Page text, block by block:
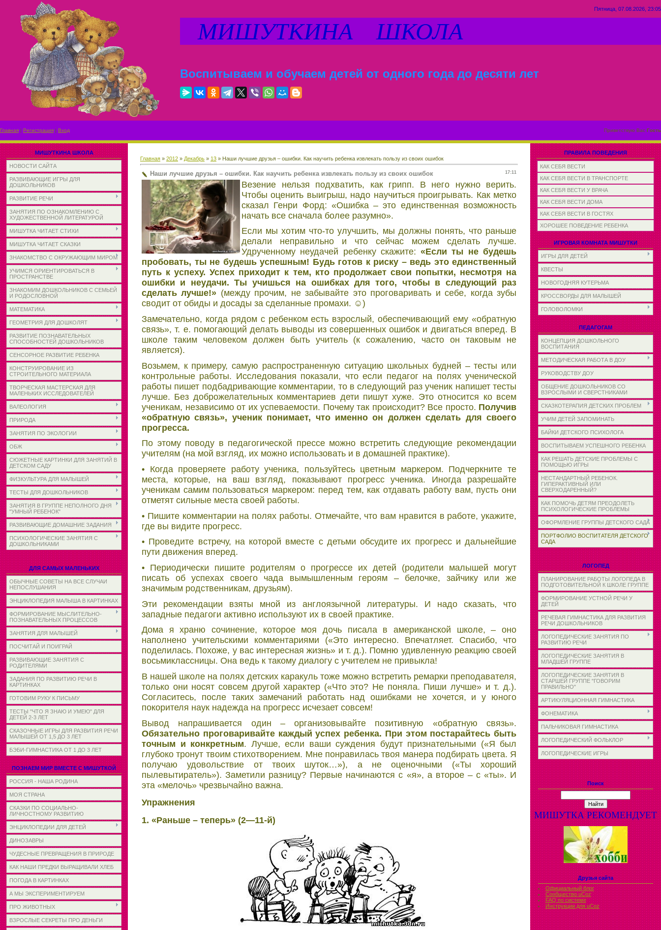
Пятница, 07.08.2026, 23:05
МИШУТКИНА ШКОЛА
Воспитываем и обучаем детей от одного года до десяти лет
Главная | Регистрация | Вход Приветствую Вас Гость
МИШУТКИНА ШКОЛА
НОВОСТИ САЙТА
РАЗВИВАЮЩИЕ ИГРЫ ДЛЯ
ДОШКОЛЬНИКОВ
РАЗВИТИЕ РЕЧИ
ЗАНЯТИЯ ПО ОЗНАКОМЛЕНИЮ С
ХУДОЖЕСТВЕННОЙ ЛИТЕРАТУРОЙ
МИШУТКА ЧИТАЕТ СТИХИ
МИШУТКА ЧИТАЕТ СКАЗКИ
ЗНАКОМСТВО С ОКРУЖАЮЩИМ МИРОМ
УЧИМСЯ ОРИЕНТИРОВАТЬСЯ В
ПРОСТРАНСТВЕ
ЗНАКОМИМ ДОШКОЛЬНИКОВ С СЕМЬЕЙ
И РОДОСЛОВНОЙ
МАТЕМАТИКА
ГЕОМЕТРИЯ ДЛЯ ДОШКОЛЯТ
РАЗВИТИЕ ПОЗНАВАТЕЛЬНЫХ
СПОСОБНОСТЕЙ ДОШКОЛЬНИКОВ
СЕНСОРНОЕ РАЗВИТИЕ РЕБЕНКА
КОНСТРУИРОВАНИЕ ИЗ
СТРОИТЕЛЬНОГО МАТЕРИАЛА
ТВОРЧЕСКАЯ МАСТЕРСКАЯ ДЛЯ
МАЛЕНЬКИХ ИССЛЕДОВАТЕЛЕЙ
ВАЛЕОЛОГИЯ
ПРИРОДА
ЗАНЯТИЯ ПО ЭКОЛОГИИ
ОБЖ
СЮЖЕТНЫЕ КАРТИНКИ ДЛЯ ЗАНЯТИЙ В
ДЕТСКОМ САДУ
ФИЗКУЛЬТУРА ДЛЯ МАЛЫШЕЙ
ТЕСТЫ ДЛЯ ДОШКОЛЬНИКОВ
ЗАНЯТИЯ В ГРУППЕ НЕПОЛНОГО ДНЯ
"УМНЫЙ РЕБЕНОК"
РАЗВИВАЮЩИЕ ДОМАШНИЕ ЗАДАНИЯ
ПСИХОЛОГИЧЕСКИЕ ЗАНЯТИЯ С
ДОШКОЛЬНИКАМИ
ДЛЯ САМЫХ МАЛЕНЬКИХ
ОБЫЧНЫЕ СОВЕТЫ НА ВСЕ СЛУЧАИ
НЕПОСЛУШАНИЯ
ЭНЦИКЛОПЕДИЯ МАЛЫША В КАРТИНКАХ
ФОРМИРОВАНИЕ МЫСЛИТЕЛЬНО-
ПОЗНАВАТЕЛЬНЫХ ПРОЦЕССОВ
ЗАНЯТИЯ ДЛЯ МАЛЫШЕЙ
ПОСЧИТАЙ И ПОИГРАЙ
РАЗВИВАЮЩИЕ ЗАНЯТИЯ С
РОДИТЕЛЯМИ
ЗАДАНИЯ ПО РАЗВИТИЮ РЕЧИ В
КАРТИНКАХ
ГОТОВИМ РУКУ К ПИСЬМУ
ТЕСТЫ "ЧТО Я ЗНАЮ И УМЕЮ" ДЛЯ
ДЕТЕЙ 2-3 ЛЕТ
СКАЗОЧНЫЕ ИГРЫ ДЛЯ РАЗВИТИЯ РЕЧИ
МАЛЫШЕЙ ОТ 1,5 ДО 3 ЛЕТ
БЭБИ-ГИМНАСТИКА ОТ 1 ДО 3 ЛЕТ
ПОЗНАЕМ МИР ВМЕСТЕ С МИШУТКОЙ
РОССИЯ - НАША РОДИНА
МОЯ СТРАНА
СКАЗКИ ПО СОЦИАЛЬНО-
ЛИЧНОСТНОМУ РАЗВИТИЮ
ЭНЦИКЛОПЕДИИ ДЛЯ ДЕТЕЙ
ДИНОЗАВРЫ
ЧУДЕСНЫЕ ПРЕВРАЩЕНИЯ В ПРИРОДЕ
КАК НАШИ ПРЕДКИ ВЫРАЩИВАЛИ ХЛЕБ
ПОГОДА В КАРТИНКАХ
А МЫ ЭКСПЕРИМЕНТИРУЕМ
ПРО ЖИВОТНЫХ
ВЗРОСЛЫЕ СЕКРЕТЫ ПРО ДЕНЬГИ
Главная » 2012 » Декабрь » 13 » Наши лучшие друзья – ошибки. Как научить ребенка извлекать пользу из своих ошибок
17:11
Наши лучшие друзья – ошибки. Как научить ребенка извлекать пользу из своих ошибок
Везение нельзя подхватить, как грипп. В него нужно верить.
Чтобы оценить выигрыш, надо научиться проигрывать. Как метко
сказал Генри Форд: «Ошибка – это единственная возможность
начать все сначала более разумно».
Если мы хотим что-то улучшить, мы должны понять, что раньше
делали неправильно и что сейчас можем сделать лучше.
Удрученному неудачей ребенку скажите:«Если ты не будешь
пробовать, ты не будешь успешным! Будь готов к риску – ведь это единственный
путь к успеху. Успех приходит к тем, кто продолжает свои попытки, несмотря на
ошибки и неудачи. Ты учишься на ошибках для того, чтобы в следующий раз
сделать лучше!» (между прочим, не забывайте это проговаривать и себе, когда зубы
сводит от обиды и досады за сделанные промахи. ☺)
Замечательно, когда рядом с ребенком есть взрослый, обеспечивающий ему «обратную
связь», т. е. помогающий делать выводы из совершенных ошибок и двигаться вперед. В
школе таким человеком должен быть учитель (к сожалению, часто он таковым не
является).
Возьмем, к примеру, самую распространенную ситуацию школьных будней – тесты или
контрольные работы. Исследования показали, что если педагог на полях ученической
работы пишет подбадривающие комментарии, то в следующий раз ученик напишет тесты
лучше. Без доброжелательных комментариев дети пишут хуже. Это относится ко всем
ученикам, независимо от их успеваемости. Почему так происходит? Все просто. Получив
«обратную связь», ученик понимает, что именно он должен сделать для своего
прогресса.
По этому поводу в педагогической прессе можно встретить следующие рекомендации
учителям (на мой взгляд, их можно использовать и в домашней практике).
• Когда проверяете работу ученика, пользуйтесь цветным маркером. Подчеркните те
места, которые, на ваш взгляд, показывают прогресс ученика. Иногда разрешайте
ученикам самим пользоваться маркером: перед тем, как отдавать работу вам, пусть они
отметят сильные места своей работы.
• Пишите комментарии на полях работы. Отмечайте, что вам нравится в работе, укажите,
где вы видите прогресс.
• Проведите встречу, на которой вместе с детьми обсудите их прогресс и дальнейшие
пути движения вперед.
• Периодически пишите родителям о прогрессе их детей (родители малышей могут
писать об успехах своего чада вымышленным героям – белочке, зайчику или же
значимым родственникам, друзьям).
Эти рекомендации взяты мной из англоязычной литературы. И надо сказать, что
западные педагоги активно используют их в своей практике.
Дома я храню сочинение, которое моя дочь писала в американской школе, – оно
наполнено учительскими комментариями («Это интересно. Впечатляет. Спасибо, что
поделилась. Похоже, у вас интересная жизнь» и т. д.). Помню удивленную реакцию своей
восьмиклассницы. Она ведь к такому диалогу с учителем не привыкла!
В нашей школе на полях детских каракуль тоже можно встретить ремарки преподавателя,
только они носят совсем другой характер («Что это? Не поняла. Пиши лучше» и т. д.).
Согласитесь, после таких замечаний работать над ошибками не хочется, и у юного
покорителя наук надежда на прогресс исчезает совсем!
Вывод напрашивается один – организовывайте позитивную «обратную связь».
Обязательно проговаривайте каждый успех ребенка. При этом постарайтесь быть
точным и конкретным. Лучше, если ваши суждения будут признательными («Я был
глубоко тронут твоим стихотворением. Мне понравилась твоя манера подбирать цвета. Я
получаю удовольствие от твоих шуток…»), а не оценочными («Ты хороший
пылевытиратель»). Заметили разницу? Первые начинаются с «я», а второе – с «ты». И
эта «мелочь» чрезвычайно важна.
Упражнения
1. «Раньше – теперь» (2—11-й)
ПРАВИЛА ПОВЕДЕНИЯ
КАК СЕБЯ ВЕСТИ
КАК СЕБЯ ВЕСТИ В ТРАНСПОРТЕ
КАК СЕБЯ ВЕСТИ У ВРАЧА
КАК СЕБЯ ВЕСТИ ДОМА
КАК СЕБЯ ВЕСТИ В ГОСТЯХ
ХОРОШЕЕ ПОВЕДЕНИЕ РЕБЕНКА
ИГРОВАЯ КОМНАТА МИШУТКИ
ИГРЫ ДЛЯ ДЕТЕЙ
КВЕСТЫ
НОВОГОДНЯЯ КУТЕРЬМА
КРОССВОРДЫ ДЛЯ МАЛЫШЕЙ
ГОЛОВОЛОМКИ
ПЕДАГОГАМ
КОНЦЕПЦИЯ ДОШКОЛЬНОГО
ВОСПИТАНИЯ
МЕТОДИЧЕСКАЯ РАБОТА В ДОУ
РУКОВОДСТВУ ДОУ
ОБЩЕНИЕ ДОШКОЛЬНИКОВ СО
ВЗРОСЛЫМИ И СВЕРСТНИКАМИ
СКАЗКОТЕРАПИЯ ДЕТСКИХ ПРОБЛЕМ
УЧИМ ДЕТЕЙ ЗАПОМИНАТЬ
БАЙКИ ДЕТСКОГО ПСИХОЛОГА
ВОСПИТЫВАЕМ УСПЕШНОГО РЕБЕНКА
КАК РЕШАТЬ ДЕТСКИЕ ПРОБЛЕМЫ С
ПОМОЩЬЮ ИГРЫ
НЕСТАНДАРТНЫЙ РЕБЕНОК.
ГИПЕРАКТИВНЫЙ ИЛИ
СВЕРХОДАРЕННЫЙ?
КАК ПОМОЧЬ ДЕТЯМ ПРЕОДОЛЕТЬ
ПСИХОЛОГИЧЕСКИЕ ПРОБЛЕМЫ
ОФОРМЛЕНИЕ ГРУППЫ ДЕТСКОГО САДА
ПОРТФОЛИО ВОСПИТАТЕЛЯ ДЕТСКОГО
САДА
ЛОГОПЕД
ПЛАНИРОВАНИЕ РАБОТЫ ЛОГОПЕДА В
ПОДГОТОВИТЕЛЬНОЙ К ШКОЛЕ ГРУППЕ
ФОРМИРОВАНИЕ УСТНОЙ РЕЧИ У
ДЕТЕЙ
РЕЧЕВАЯ ГИМНАСТИКА ДЛЯ РАЗВИТИЯ
РЕЧИ ДОШКОЛЬНИКОВ
ЛОГОПЕДИЧЕСКИЕ ЗАНЯТИЯ ПО
РАЗВИТИЮ РЕЧИ
ЛОГОПЕДИЧЕСКИЕ ЗАНЯТИЯ В
МЛАДШЕЙ ГРУППЕ
ЛОГОПЕДИЧЕСКИЕ ЗАНЯТИЯ В
СТАРШЕЙ ГРУППЕ "ГОВОРИМ
ПРАВИЛЬНО"
АРТИКУЛЯЦИОННАЯ ГИМНАСТИКА
ФОНЕМАТИКА
ПАЛЬЧИКОВАЯ ГИМНАСТИКА
ЛОГОПЕДИЧЕСКИЙ ФОЛЬКЛОР
ЛОГОПЕДИЧЕСКИЕ ИГРЫ
Поиск
МИШУТКА РЕКОМЕНДУЕТ
Друзья сайта
Официальный блог
Сообщество uCoz
FAQ по системе
Инструкции для uCoz